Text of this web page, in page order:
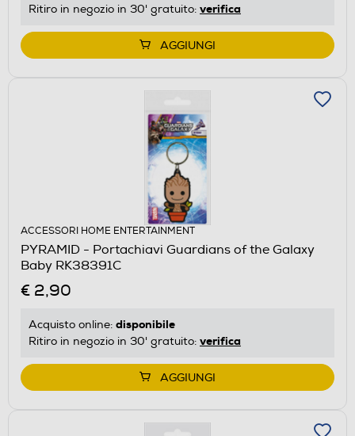
Ritiro in negozio in 30' gratuito: verifica
AGGIUNGI
ACCESSORI HOME ENTERTAINMENT
PYRAMID - Portachiavi Guardians of the Galaxy
Baby RK38391C
€ 2,90
Acquisto online: disponibile
Ritiro in negozio in 30' gratuito: verifica
AGGIUNGI